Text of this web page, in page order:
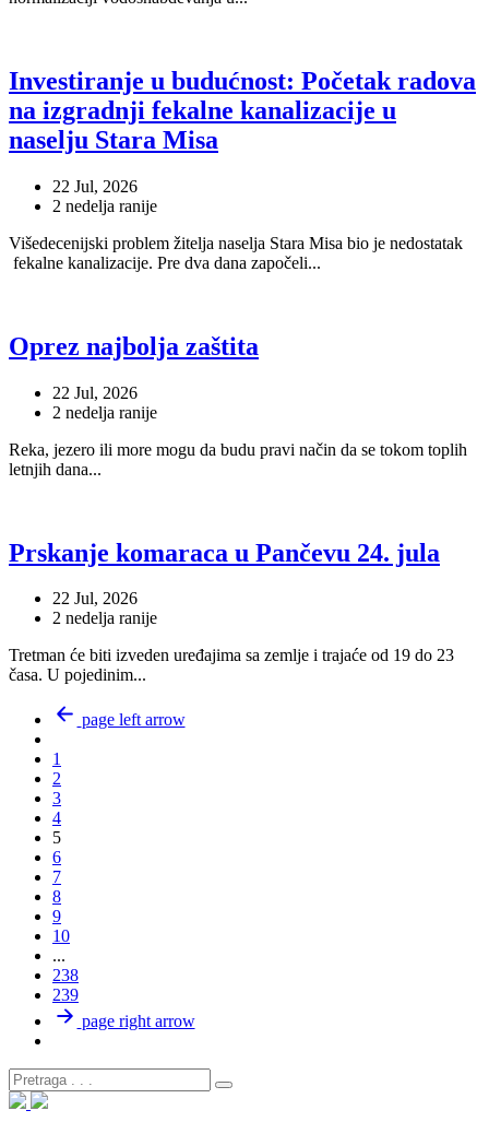
Investiranje u budućnost: Početak radova
na izgradnji fekalne kanalizacije u
naselju Stara Misa
22 Jul, 2026
2 nedelja ranije
Višedecenijski problem žitelja naselja Stara Misa bio je nedostatak
fekalne kanalizacije. Pre dva dana započeli...
Oprez najbolja zaštita
22 Jul, 2026
2 nedelja ranije
Reka, jezero ili more mogu da budu pravi način da se tokom toplih
letnjih dana...
Prskanje komaraca u Pančevu 24. jula
22 Jul, 2026
2 nedelja ranije
Tretman će biti izveden uređajima sa zemlje i trajaće od 19 do 23
časa. U pojedinim...
page left arrow
1
2
3
4
5
6
7
8
9
10
...
238
239
page right arrow